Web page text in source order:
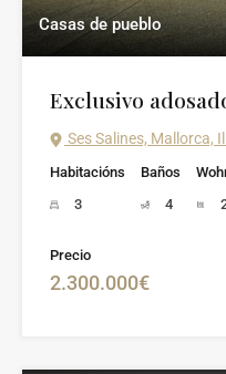
Casas de pueblo
Exclusivo
Ses Salines, Mallorca,
Habitacións
3
Baños
4
Precio
2.300.000€